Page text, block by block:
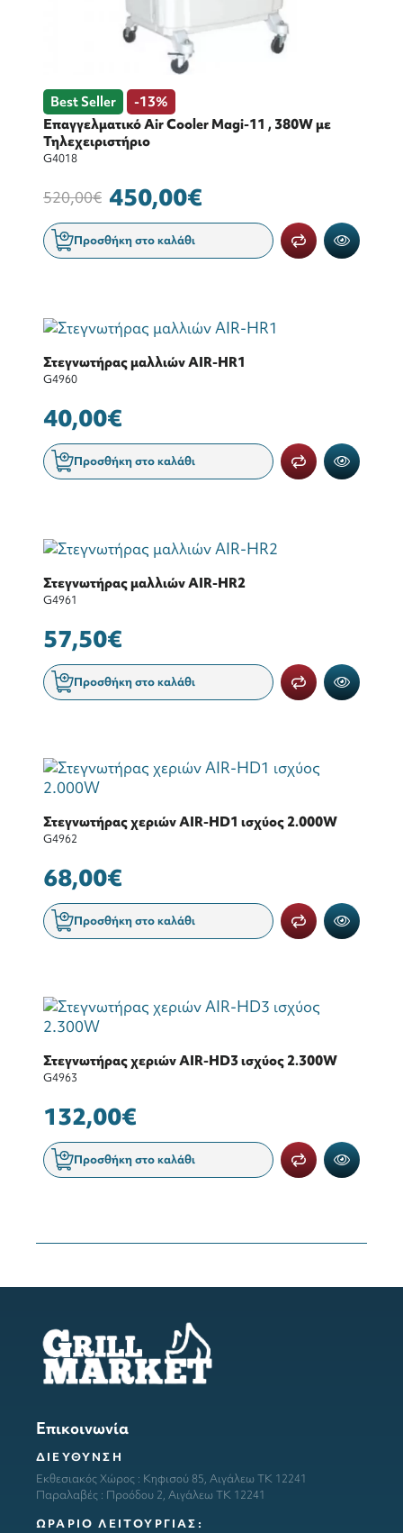
Best Seller
-13%
Επαγγελματικό Air Cooler Magi-11 , 380W με
Τηλεχειριστήριο
G4018
520,00€ 450,00€
Προσθήκη στο καλάθι
Στεγνωτήρας μαλλιών AIR-HR1
G4960
40,00€
Προσθήκη στο καλάθι
Στεγνωτήρας μαλλιών AIR-HR2
G4961
57,50€
Προσθήκη στο καλάθι
Στεγνωτήρας χεριών AIR-HD1 ισχύος 2.000W
G4962
68,00€
Προσθήκη στο καλάθι
Στεγνωτήρας χεριών AIR-HD3 ισχύος 2.300W
G4963
132,00€
Προσθήκη στο καλάθι
Επικοινωνία
ΔΙΕΥΘΥΝΣΗ
Εκθεσιακός Χώρος : Κηφισού 85, Αιγάλεω ΤΚ 12241
Παραλαβές : Προόδου 2, Αιγάλεω ΤΚ 12241
ΩΡΑΡΙΟ ΛΕΙΤΟΥΡΓΙΑΣ: